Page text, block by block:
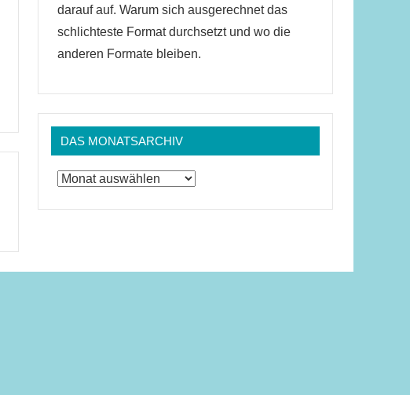
darauf auf. Warum sich ausgerechnet das
schlichteste Format durchsetzt und wo die
anderen Formate bleiben.
DAS MONATSARCHIV
Das